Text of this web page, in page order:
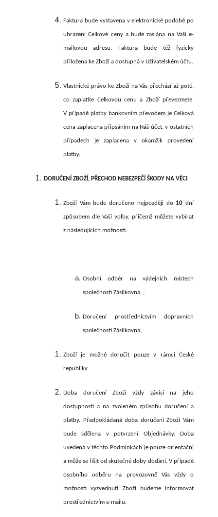
Faktura bude vystavena v elektronické podobě po
uhrazení Celkové ceny a bude zaslána na Vaši e-
mailovou adresu. Faktura bude též fyzicky
přiložena ke Zboží a dostupná v Uživatelském účtu.
Vlastnické právo ke Zboží na Vás přechází až poté,
co zaplatíte Celkovou cenu a Zboží převezmete.
V případě platby bankovním převodem je Celková
cena zaplacena připsáním na Náš účet, v ostatních
případech je zaplacena v okamžik provedení
platby.
DORUČENÍ ZBOŽÍ, PŘECHOD NEBEZPEČÍ ŠKODY NA VĚCI
Zboží Vám bude doručeno nejpozději do 10dní
způsobem dle Vaší volby, přičemž můžete vybírat
z následujících možností:
Osobní odběr na výdejních místech
společnosti Zásilkovna, ;
Doručení prostřednictvím dopravních
společností Zásilkovna;
Zboží je možné doručit pouze v rámci České
republiky.
Doba doručení Zboží vždy závisí na jeho
dostupnosti a na zvoleném způsobu doručení a
platby. Předpokládaná doba doručení Zboží Vám
bude sdělena v potvrzení Objednávky. Doba
uvedená v těchto Podmínkách je pouze orientační
a může se lišit od skutečné doby dodání. V případě
osobního odběru na provozovně Vás vždy o
možnosti vyzvednutí Zboží budeme informovat
prostřednictvím e-mailu.